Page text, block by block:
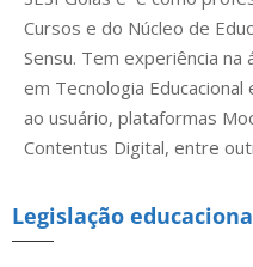
Cursos e do Núcleo de
Sensu. Tem experiência na
em Tecnologia
ao usuário, plataformas
Contentus Digital, entre
Legislação